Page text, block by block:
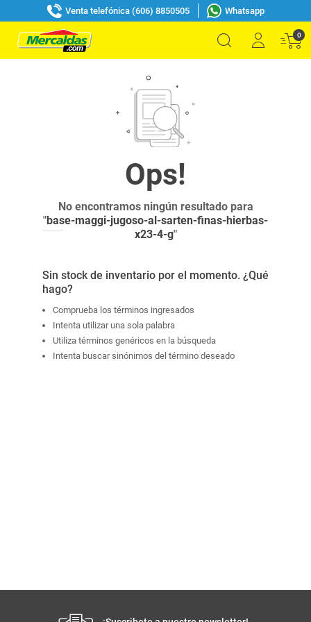
Venta telefónica (606) 8850505 Whatsapp
0
No encontramos ningún resultado para
base-maggi-jugoso-al-sarten-finas-hierbas-
x23-4-g"
Sin stock de inventario por el momento. ¿Qué
hago?
Comprueba los términos ingresados
Intenta utilizar una sola palabra
Utiliza términos genéricos en la búsqueda
Intenta buscar sinónimos del término deseado